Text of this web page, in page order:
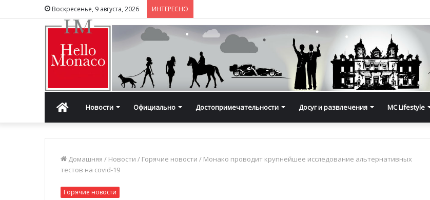
Воскресенье, 9 августа, 2026 ИНТЕРЕСНО
ГлавнаяНовости Официально Достопримечательности Досуг и развлечения MC Lifestyle
Домашняя / Новости / Горячие новости / Монако проводит крупнейшее исследование альтернативных
тестов на covid-19
Горячие новости